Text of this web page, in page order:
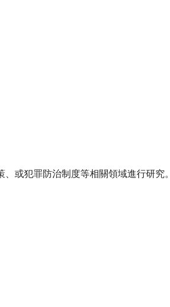
或犯罪防治制度等相關領域進行研究。